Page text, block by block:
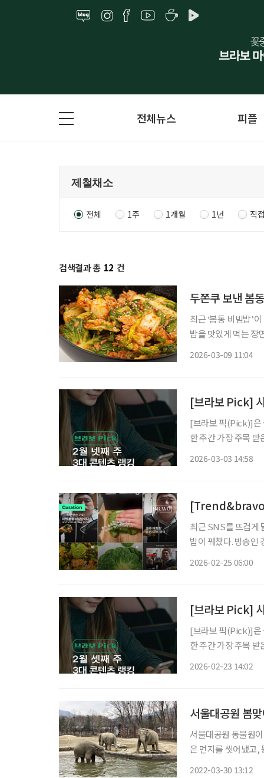
전체뉴스 피플
전체 1주 1개월 1년 직
검색결과 총 12 건
두쫀쿠 보낸 봄
최근 ‘봄동 비빔밥’
밥을 맛있게 먹는 장
2026-03-09 11:04
[브라보 Pick]
[브라보 픽(Pick)]은
한 주간 가장 주목
2026-03-03 14:58
[Trend&bravo]
최근 SNS를 뜨겁게
밥이 꿰찼다. 방송인
2026-02-25 06:00
[브라보 Pick]
[브라보 픽(Pick)]은
한 주간 가장 주목
2026-02-23 14:02
서울대공원 봄
서울대공원 동물원
은 먼지를 씻어냈고, 동물
2022-03-30 13:12